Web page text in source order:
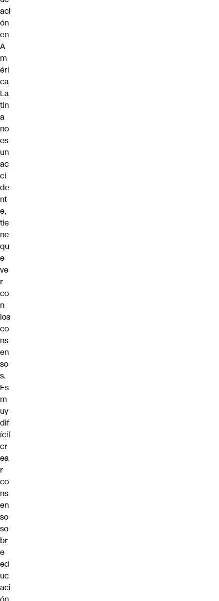
aci
ón
en
A
m
éri
ca
La
tin
a
no
es
un
ac
ci
de
nt
e,
tie
ne
qu
e
ve
r
co
n
los
co
ns
en
so
s.
Es
m
uy
dif
ícil
cr
ea
r
co
ns
en
so
so
br
e
ed
uc
aci